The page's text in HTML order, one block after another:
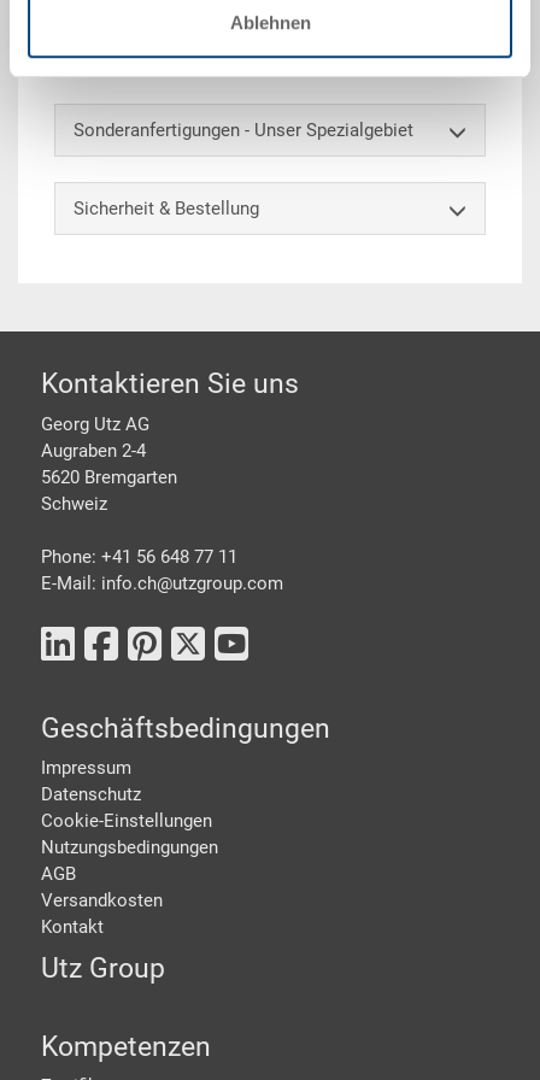
Ablehnen
Optionales Zubehör
Sonderanfertigungen - Unser Spezialgebiet
Sicherheit & Bestellung
Footer
Kontaktieren Sie uns
Georg Utz AG
Augraben 2-4
5620 Bremgarten
Schweiz
Phone: +41 56 648 77 11
E-Mail: info.ch@utzgroup.com
Geschäftsbedingungen
Impressum
Datenschutz
Cookie-Einstellungen
Nutzungsbedingungen
AGB
Versandkosten
Kontakt
Utz Group
Kompetenzen